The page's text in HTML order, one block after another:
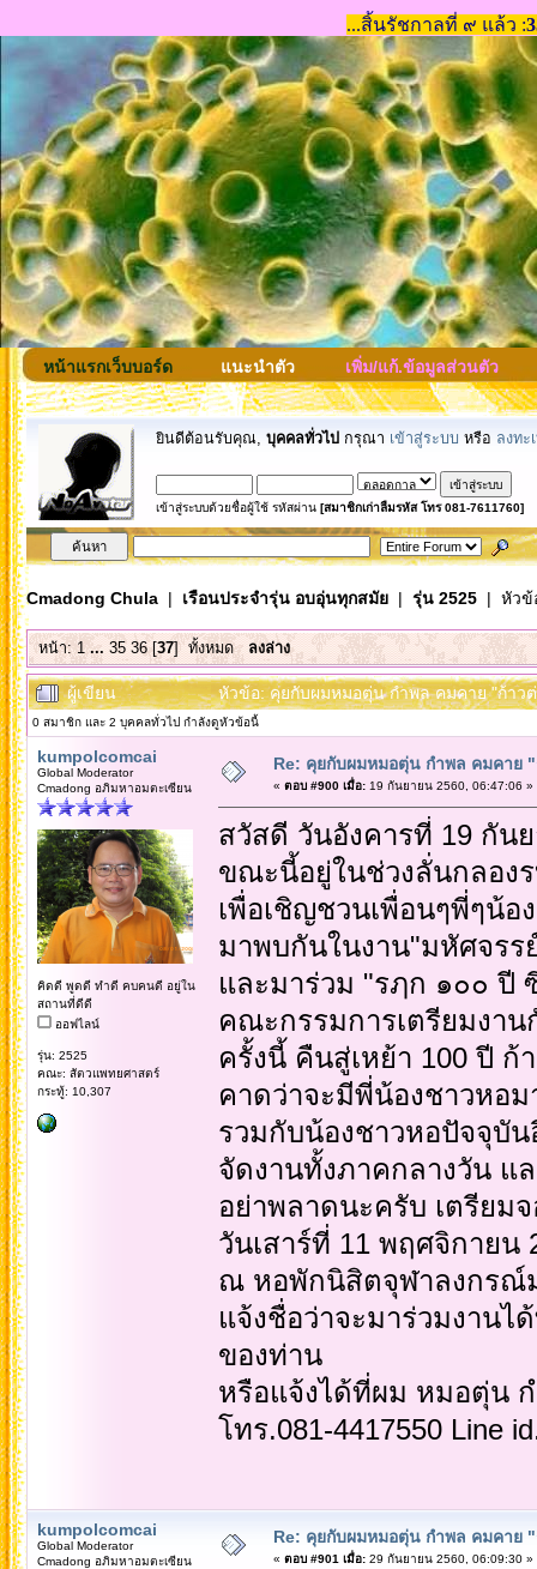
หน้าแรกเว็บบอร์ด แนะนำตัว เพิ่ม/แก้.ข้อมูลส่วนตัว
ยินดีต้อนรับคุณ, บุคคลทั่วไป กรุณา เข้าสู่ระบบ หรือ ลงทะ
เข้าสู่ระบบด้วยชื่อผู้ใช้ รหัสผ่าน [สมาชิกเก่าลืมรหัส โทร 081-7611760]
Cmadong Chula| เรือนประจำรุ่น อบอุ่นทุกสมัย| รุ่น 2525| หัวข้
หน้า:1 ... 35 36[37] ทั้งหมด ลงล่าง
ผู้เขียน หัวข้อ: คุยกับผมหมอตุ่น กำพล คมคาย "ก้าว
0 สมาชิก และ 2 บุคคลทั่วไป กำลังดูหัวข้อนี้
kumpolcomcai
Global Moderator
Cmadong อภิมหาอมตะเซียน
คิดดี พูดดี ทำดี คบคนดี อยู่ใน
สถานที่ดีดี
ออฟไลน์
รุ่น: 2525
คณะ: สัตวแพทยศาสตร์
กระทู้: 10,307
Re: คุยกับผมหมอตุ่น กำพล คมคาย
« ตอบ #900 เมื่อ:19 กันยายน 2560, 06:47:06 »
สวัสดี วันอังคารที่ 19 กัน
ขณะนี้อยู่ในช่วงลั่นกลอง
เพื่อเชิญชวนเพื่อนๆพี่ๆน้อ
มาพบกันในงาน"มหัศจรร
และมาร่วม "รฦก ๑๐๐ ปี
คณะกรรมการเตรียมงา
ครั้งนี้ คืนสู่เหย้า 100 ปี ก้
คาดว่าจะมีพี่น้องชาวหอ
รวมกับน้องชาวหอปัจจุบั
จัดงานทั้งภาคกลางวัน แ
อย่าพลาดนะครับ เตรียม
วันเสาร์ที่ 11 พฤศจิกายน
ณ หอพักนิสิตจุฬาลงกรณ์
แจ้งชื่อว่าจะมาร่วมงาน
ของท่าน
หรือแจ้งได้ที่ผม หมอตุ่น
โทร.081-4417550 Line
kumpolcomcai
Global Moderator
Cmadong อภิมหาอมตะเซียน
Re: คุยกับผมหมอตุ่น กำพล คมคาย
« ตอบ #901 เมื่อ:29 กันยายน 2560, 06:09:30 »